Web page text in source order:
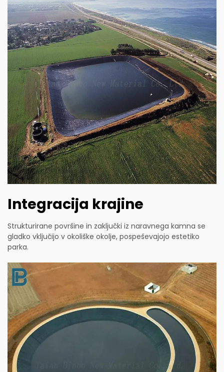
Integracija krajine
Strukturirane površine in zaključki iz naravnega kamna se
gladko vključijo v okoliške okolje, pospeševajojo estetiko
parka.